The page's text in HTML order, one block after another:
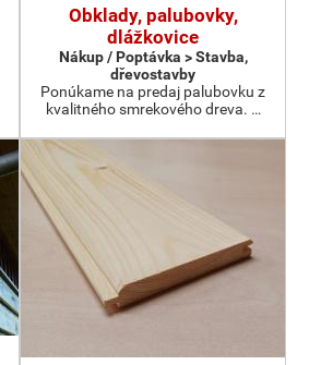
Obklady, palubovky,
dlážkovice
Nákup / Poptávka > Stavba,
dřevostavby
Ponúkame na predaj palubovku z
kvalitného smrekového dreva. …